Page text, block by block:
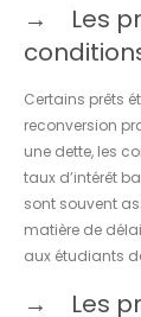
Les
Certains prêts
reconversion
une dette, les
taux d’intérêt
sont souvent
matière de
aux étudiants
Les